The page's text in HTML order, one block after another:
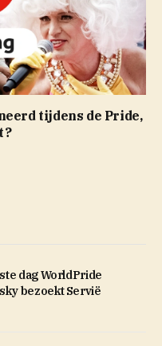
tijdens de Pride,
dag WorldPride
bezoekt Servië